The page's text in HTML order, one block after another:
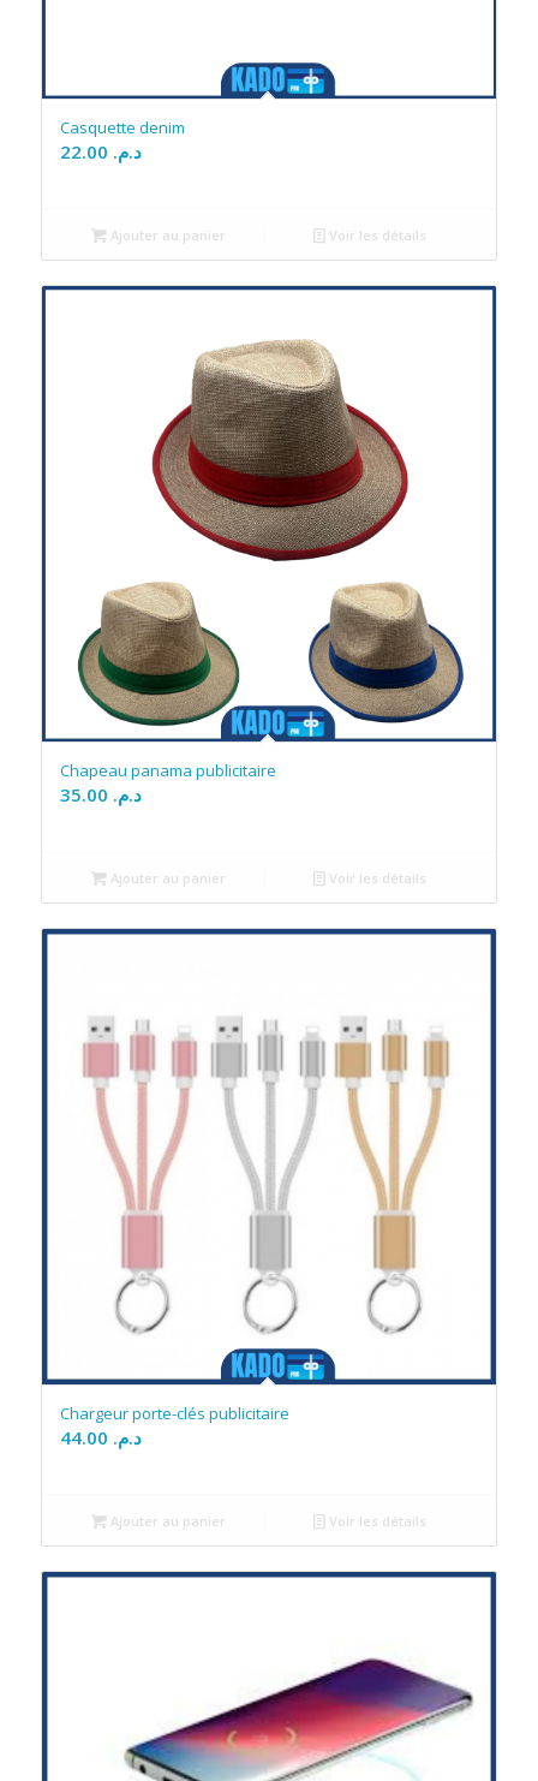
Casquette denim
د.م.
Ajouter au panier Voir les détails
Chapeau panama publicitaire
د.م.
Ajouter au panier Voir les détails
Chargeur porte-clés publicitaire
د.م.
Ajouter au panier Voir les détails